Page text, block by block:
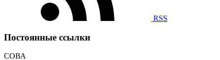
RSS
Постоянные ссылки
СОВА